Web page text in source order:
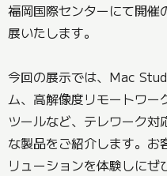
福岡国際センターにて開
展いたします。
今回の展示では、Mac
ム、高解像度リモートワ
ツールなど、テレワーク
な製品をご紹介します。お
リューションを体験しにぜ